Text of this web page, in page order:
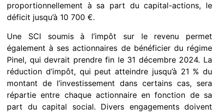
proportionnellement à sa part du capital-actions, le
déficit jusqu’à 10 700 €.
Une SCI soumis à l’impôt sur le revenu permet
également à ses actionnaires de bénéficier du régime
Pinel, qui devrait prendre fin le 31 décembre 2024. La
réduction d’impôt, qui peut atteindre jusqu’à 21 % du
montant de l’investissement dans certains cas, sera
répartie entre chaque actionnaire en fonction de sa
part du capital social. Divers engagements doivent